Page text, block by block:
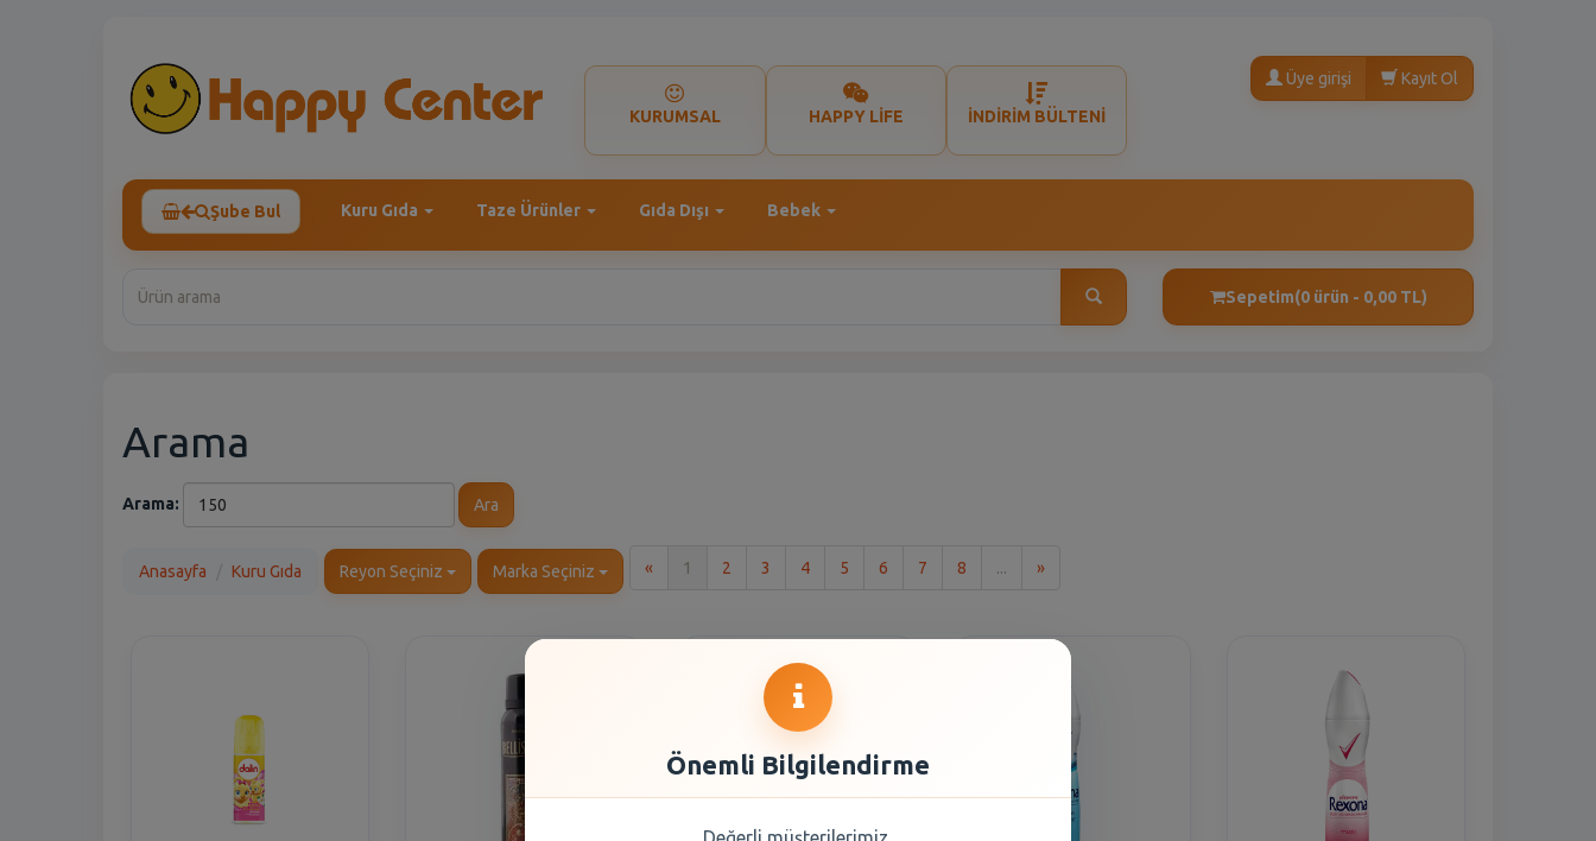
KURUMSAL HAPPY LİFE İNDİRİM BÜLTENİ
Üye girişi Kayıt Ol
Şube Bul Kuru Gıda Taze Ürünler Gıda Dışı Bebek
Sepetim(0 ürün - 0,00 TL)
Arama
Arama: Ara
Anasayfa Kuru Gıda Reyon Seçiniz Marka Seçiniz « 1 2 3 4 5 6 7 8 ... »Son
Önemli Bilgilendirme